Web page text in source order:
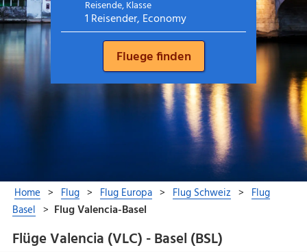
Flüge Valencia (VLC) - Basel (BSL)